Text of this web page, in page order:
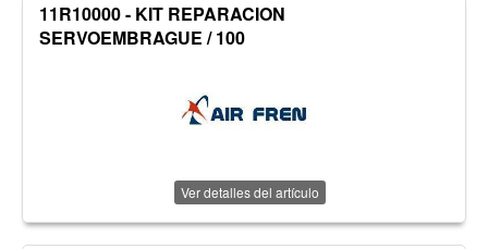
11R10000 - KIT REPARACION
SERVOEMBRAGUE / 100
Ver detalles del artículo